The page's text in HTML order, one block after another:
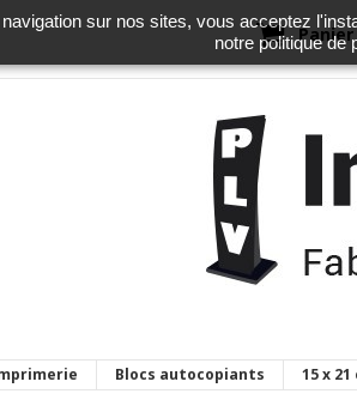
Panier
Blocs autocopiants 15 x 21
sur nos sites, vous acceptez
notre politique de